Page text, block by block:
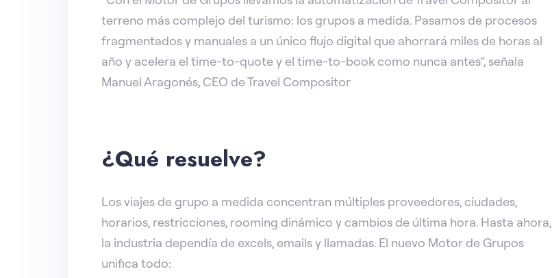
terreno más complejo del turismo: los grupos a medida. Pasamos de procesos
fragmentados y manuales a un único flujo digital que ahorrará miles de horas al
año y acelera el time-to-quote y el time-to-book como nunca antes”, señala
Manuel Aragonés, CEO de Travel Compositor
¿Qué resuelve?
Los viajes de grupo a medida concentran múltiples proveedores, ciudades,
horarios, restricciones, rooming dinámico y cambios de última hora. Hasta ahora,
la industria dependía de excels, emails y llamadas. El nuevo Motor de Grupos
unifica todo: